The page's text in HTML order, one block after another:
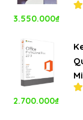
3.550.000₫
2.700.000₫